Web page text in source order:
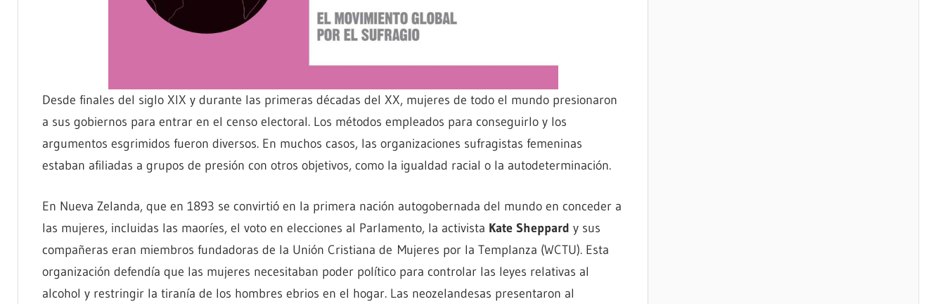
Desde finales del siglo XIX y durante las primeras décadas del XX, mujeres de todo el mundo presionaron
a sus gobiernos para entrar en el censo electoral. Los métodos empleados para conseguirlo y los
argumentos esgrimidos fueron diversos. En muchos casos, las organizaciones sufragistas femeninas
estaban afiliadas a grupos de presión con otros objetivos, como la igualdad racial o la autodeterminación.
En Nueva Zelanda, que en 1893 se convirtió en la primera nación autogobernada del mundo en conceder a
las mujeres, incluidas las maoríes, el voto en elecciones al Parlamento, la activista Kate Sheppard y sus
compañeras eran miembros fundadoras de la Unión Cristiana de Mujeres por la Templanza (WCTU). Esta
organización defendía que las mujeres necesitaban poder político para controlar las leyes relativas al
alcohol y restringir la tiranía de los hombres ebrios en el hogar. Las neozelandesas presentaron al